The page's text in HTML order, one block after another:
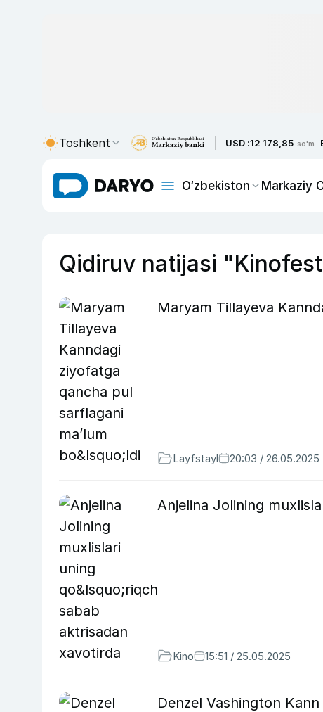
Toshkent USD :12 178,85 so'm
O‘zbekiston Markaziy
Qidiruv natijasi
Maryam Tillayeva
Layfstayl 20:03 / 26.05.2025
Anjelina Jolining
Kino 15:51 / 25.05.2025
Denzel Vashington